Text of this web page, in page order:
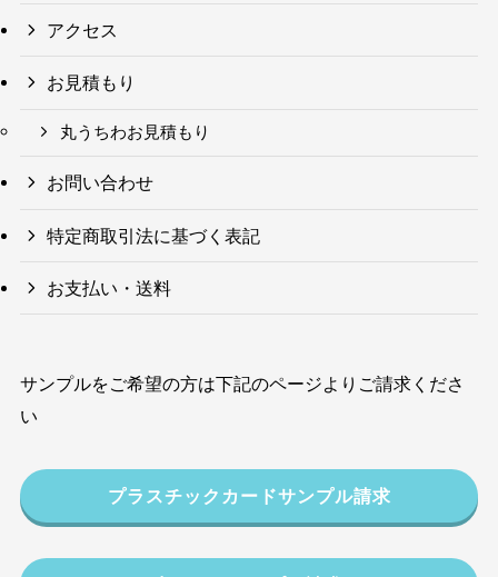
アクセス
お見積もり
丸うちわお見積もり
お問い合わせ
特定商取引法に基づく表記
お支払い・送料
サンプルをご希望の方は下記のページよりご請求くださ
い
プラスチックカードサンプル請求